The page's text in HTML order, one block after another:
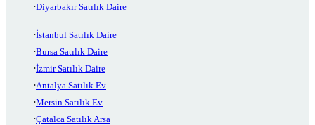
Diyarbakır Satılık Daire
İstanbul Satılık Daire
Bursa Satılık Daire
İzmir Satılık Daire
Antalya Satılık Ev
Mersin Satılık Ev
Çatalca Satılık Arsa